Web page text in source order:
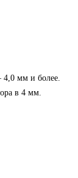
4,0 мм и более.
в 4 мм.